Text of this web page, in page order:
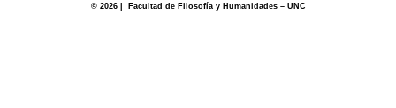
© 2026 | Facultad de Filosofía y Humanidades – UNC